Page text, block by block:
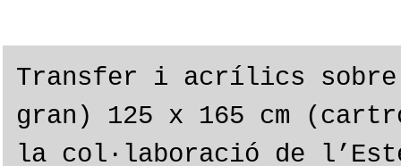
Transfer i acrílics
gran) 125 x 165 cm
la col·laboració de